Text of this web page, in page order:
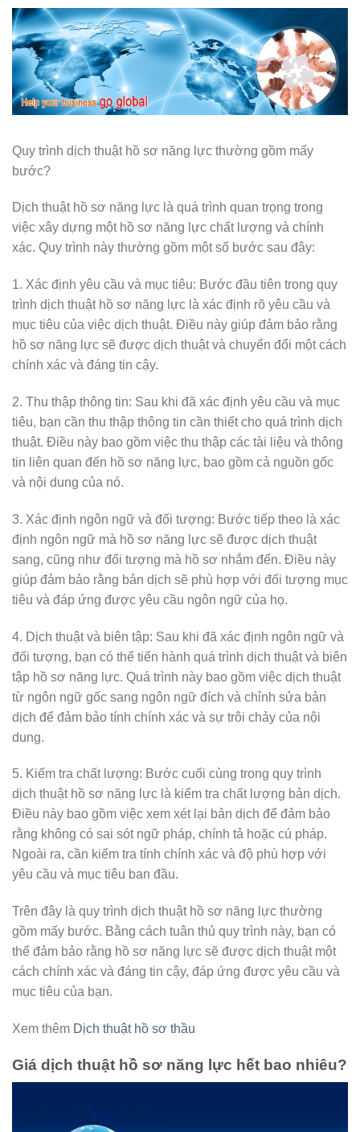
Quy trình dịch thuật hồ sơ năng lực thường gồm mấy
bước?
Dịch thuật hồ sơ năng lực là quá trình quan trọng trong
việc xây dựng một hồ sơ năng lực chất lượng và chính
xác. Quy trình này thường gồm một số bước sau đây:
1. Xác định yêu cầu và mục tiêu: Bước đầu tiên trong quy
trình dịch thuật hồ sơ năng lực là xác định rõ yêu cầu và
mục tiêu của việc dịch thuật. Điều này giúp đảm bảo rằng
hồ sơ năng lực sẽ được dịch thuật và chuyển đổi một cách
chính xác và đáng tin cậy.
2. Thu thập thông tin: Sau khi đã xác định yêu cầu và mục
tiêu, bạn cần thu thập thông tin cần thiết cho quá trình dịch
thuật. Điều này bao gồm việc thu thập các tài liệu và thông
tin liên quan đến hồ sơ năng lực, bao gồm cả nguồn gốc
và nội dung của nó.
3. Xác định ngôn ngữ và đối tượng: Bước tiếp theo là xác
định ngôn ngữ mà hồ sơ năng lực sẽ được dịch thuật
sang, cũng như đối tượng mà hồ sơ nhắm đến. Điều này
giúp đảm bảo rằng bản dịch sẽ phù hợp với đối tượng mục
tiêu và đáp ứng được yêu cầu ngôn ngữ của họ.
4. Dịch thuật và biên tập: Sau khi đã xác định ngôn ngữ và
đối tượng, bạn có thể tiến hành quá trình dịch thuật và biên
tập hồ sơ năng lực. Quá trình này bao gồm việc dịch thuật
từ ngôn ngữ gốc sang ngôn ngữ đích và chỉnh sửa bản
dịch để đảm bảo tính chính xác và sự trôi chảy của nội
dung.
5. Kiểm tra chất lượng: Bước cuối cùng trong quy trình
dịch thuật hồ sơ năng lực là kiểm tra chất lượng bản dịch.
Điều này bao gồm việc xem xét lại bản dịch để đảm bảo
rằng không có sai sót ngữ pháp, chính tả hoặc cú pháp.
Ngoài ra, cần kiểm tra tính chính xác và độ phù hợp với
yêu cầu và mục tiêu ban đầu.
Trên đây là quy trình dịch thuật hồ sơ năng lực thường
gồm mấy bước. Bằng cách tuân thủ quy trình này, bạn có
thể đảm bảo rằng hồ sơ năng lực sẽ được dịch thuật một
cách chính xác và đáng tin cậy, đáp ứng được yêu cầu và
mục tiêu của bạn.
Xem thêm Dịch thuật hồ sơ thầu
Giá dịch thuật hồ sơ năng lực hết bao nhiêu?